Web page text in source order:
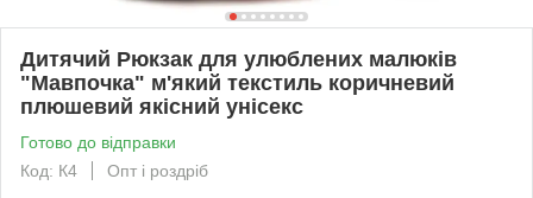
Дитячий Рюкзак для улюблених малюків
"Мавпочка" м'який текстиль коричневий
плюшевий якісний унісекс
Готово до відправки
Код: К4
Опт і роздріб